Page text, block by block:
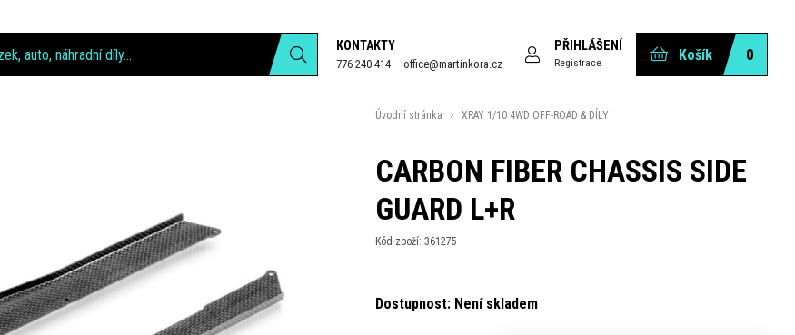
KONTAKTY
776 240 414 office@martinkora.cz
PŘIHLÁŠENÍ
Registrace Košík 0
Úvodní stránka XRAY 1/10 4WD OFF-ROAD & DÍLY
CARBON FIBER CHASSIS SIDE
GUARD L+R
Kód zboží: 361275
Dostupnost: Není skladem